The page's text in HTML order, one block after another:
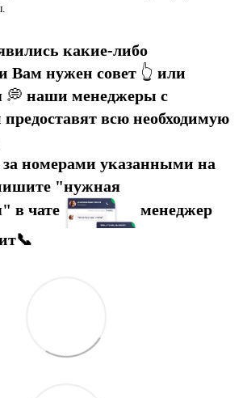
какие-либо
Вам нужен совет 👆 или
💭 наши менеджеры с
всю необходимую
номерами указанными на
"нужная
в чате
менеджер